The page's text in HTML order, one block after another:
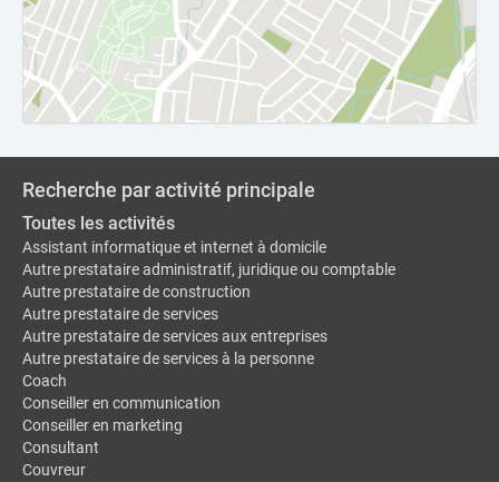
Recherche par activité principale
Toutes les activités
Assistant informatique et internet à domicile
Autre prestataire administratif, juridique ou comptable
Autre prestataire de construction
Autre prestataire de services
Autre prestataire de services aux entreprises
Autre prestataire de services à la personne
Coach
Conseiller en communication
Conseiller en marketing
Consultant
Couvreur